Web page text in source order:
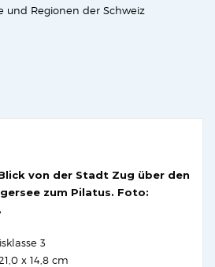
und Regionen der Schweiz
von der Stadt Zug über den
zum Pilatus. Foto:
3
x 14,8 cm